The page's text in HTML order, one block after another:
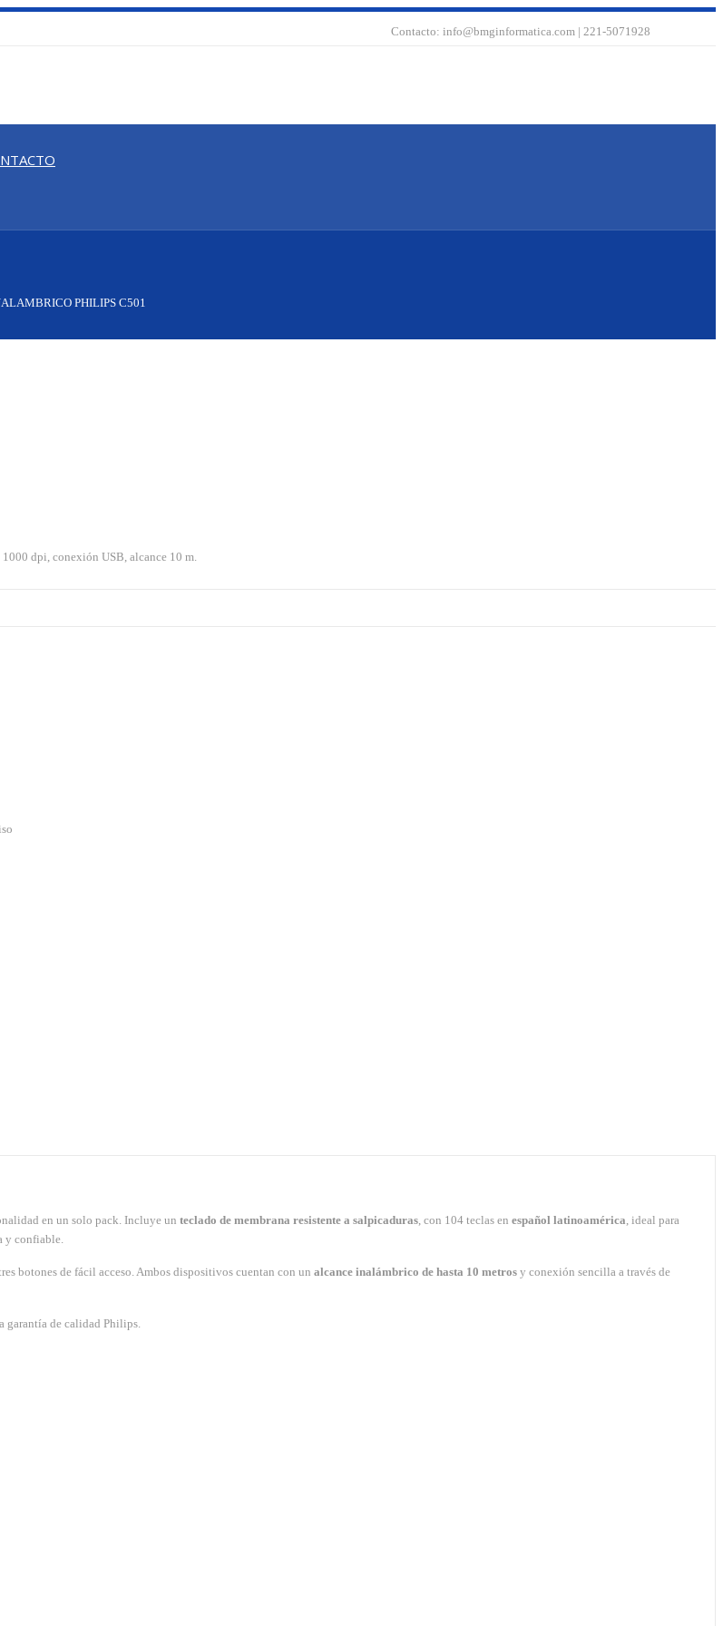
Contacto: info@bmginformatica.com | 221-5071928
PHILIPS C501
dpi, conexión USB, alcance 10 m.
en un solo pack. Incluye un teclado de membrana resistente a salpicaduras, con 104 teclas en español latinoamérica, ideal para
y confiable.
botones de fácil acceso. Ambos dispositivos cuentan con un alcance inalámbrico de hasta 10 metros y conexión sencilla a través de
garantía de calidad Philips.